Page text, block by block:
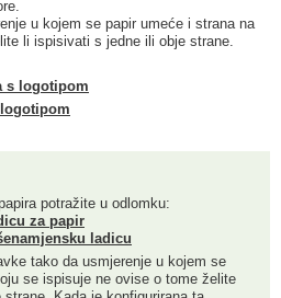
u kojem se papir umeće i strana na
li ispisivati s jedne ili obje strane.
s logotipom
potražite u odlomku:
za papir
ladicu
tako da usmjerenje u kojem se
se ispisuje ne ovise o tome želite